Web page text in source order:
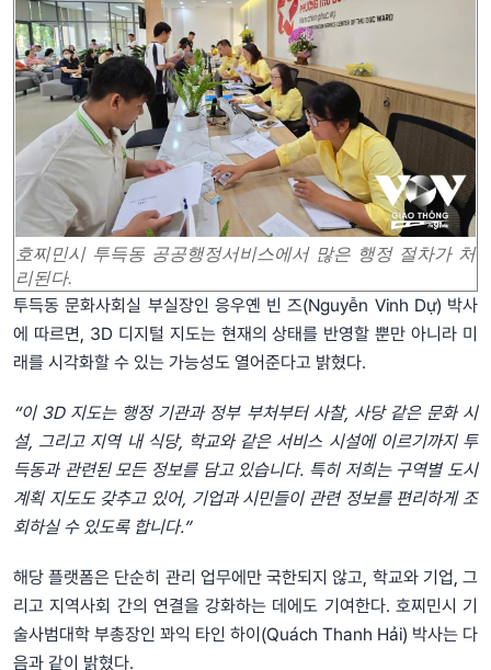
호찌민시 투득동 공공행정서비스에서 많은 행정 절차가 처
리된다.
투득동 문화사회실 부실장인 응우옌 빈 즈(Nguyễn Vinh Dự) 박사
에 따르면, 3D 디지털 지도는 현재의 상태를 반영할 뿐만 아니라 미
래를 시각화할 수 있는 가능성도 열어준다고 밝혔다.
“이3D 지도는 행정 기관과 정부 부처부터 사찰, 사당 같은 문화 시
설, 그리고 지역 내 식당, 학교와 같은 서비스 시설에 이르기까지 투
득동과 관련된 모든 정보를 담고 있습니다. 특히 저희는 구역별 도시
계획 지도도 갖추고 있어, 기업과 시민들이 관련 정보를 편리하게 조
회하실 수 있도록 합니다.”
해당 플랫폼은 단순히 관리 업무에만 국한되지 않고, 학교와 기업, 그
리고 지역사회 간의 연결을 강화하는 데에도 기여한다. 호찌민시 기
술사범대학 부총장인 꽈익 타인 하이(Quách Thanh Hải) 박사는 다
음과 같이 밝혔다.